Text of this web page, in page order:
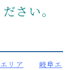
さい。
リア
岐阜エ